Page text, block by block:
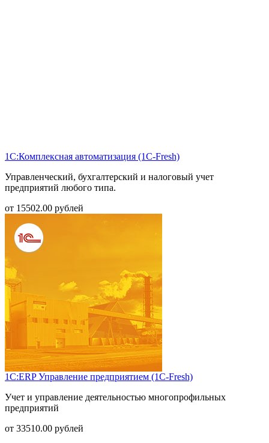
1С:Комплексная автоматизация (1С-Fresh)
Управленческий, бухгалтерский и налоговый учет
предприятий любого типа.
от 15502.00 рублей
1С:ERP Управление предприятием (1С-Fresh)
Учет и управление деятельностью многопрофильных
предприятий
от 33510.00 рублей